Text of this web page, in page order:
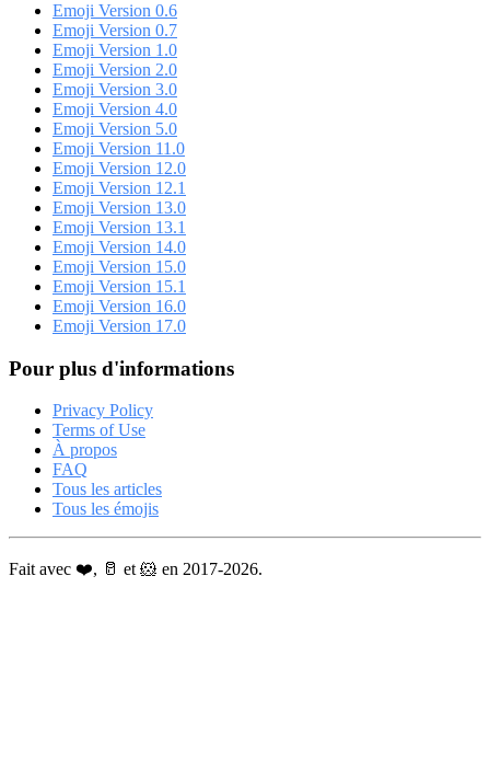
Emoji Version 0.6
Emoji Version 0.7
Emoji Version 1.0
Emoji Version 2.0
Emoji Version 3.0
Emoji Version 4.0
Emoji Version 5.0
Emoji Version 11.0
Emoji Version 12.0
Emoji Version 12.1
Emoji Version 13.0
Emoji Version 13.1
Emoji Version 14.0
Emoji Version 15.0
Emoji Version 15.1
Emoji Version 16.0
Emoji Version 17.0
Pour plus d'informations
Privacy Policy
Terms of Use
À propos
FAQ
Tous les articles
Tous les émojis
Fait avec ❤️, 🥛 et 🐹 en 2017-2026.